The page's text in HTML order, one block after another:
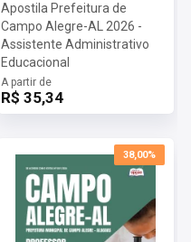
Apostila Prefeitura de
Campo Alegre-AL 2026 -
Assistente Administrativo
Educacional
A partir de
R$ 35,34
38,00%